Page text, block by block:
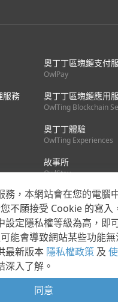
奧丁丁區塊鏈支付
OwlPay
服務 奧丁丁區塊鏈應用
OwlTing Blockchain
奧丁丁體驗
OwlTing Experiences
故事所
OwlStay
info_owlnews@owlting.com
：
智慧財產權規範，若有疑慮
務，本網站會在您的電腦
不願接受 Cookie 的寫入
設定隱私權等級為高，即
能會導致網站某些功能
最新版本 隱私權政策 及
深入了解。
同意